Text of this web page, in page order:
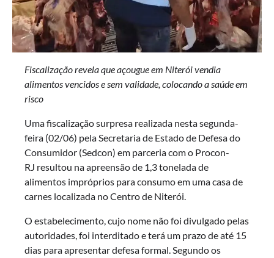
Fiscalização revela que açougue em Niterói vendia
alimentos vencidos e sem validade, colocando a saúde em
risco
Uma fiscalização surpresa realizada nesta segunda-
feira (02/06) pela Secretaria de Estado de Defesa do
Consumidor (Sedcon) em parceria com o Procon-
RJ resultou na apreensão de 1,3 tonelada de
alimentos impróprios para consumo em uma casa de
carnes localizada no Centro de Niterói.
O estabelecimento, cujo nome não foi divulgado pelas
autoridades, foi interditado e terá um prazo de até 15
dias para apresentar defesa formal. Segundo os